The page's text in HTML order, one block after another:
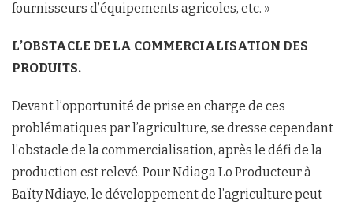
fournisseurs d’équipements agricoles, etc. »
L’OBSTACLE DE LA COMMERCIALISATION DES
PRODUITS.
Devant l’opportunité de prise en charge de ces
problématiques par l’agriculture, se dresse cependant
l’obstacle de la commercialisation, après le défi de la
production est relevé. Pour Ndiaga Lo Producteur à
Baïty Ndiaye, le développement de l’agriculture peut